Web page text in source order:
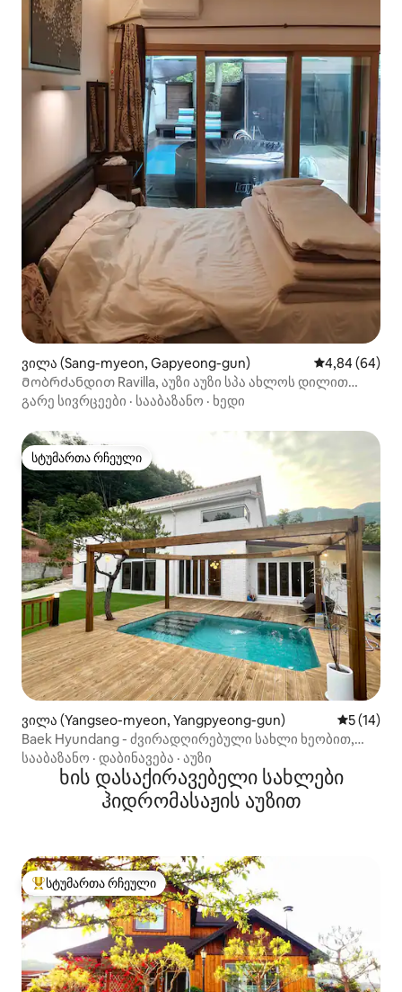
ვილა (Sang-myeon, Gapyeong-gun) საშუალო
4,84 (64)
Მობრძანდით Ravilla, აუზი აუზი სპა ახლოს დილით
მშვიდი Arboretum (წყვილი ოთახი)
გარე სივრცეები · სააბაზანო · ხედი
სტუმართა რჩეული
სტუმართა რჩეული
ვილა (Yangseo-myeon, Yangpyeong-gun) საშუალო
5 (14)
Baek Hyundang - ძვირადღირებული სახლი ხეობით,
საცურაო აუზით, ტყით
სააბაზანო · დაბინავება · აუზი
ხის დასაქირავებელი სახლები
ჰიდრომასაჟის აუზით
სტუმართა რჩეული მოწინავე ვარიანტი
სტუმართა რჩეული